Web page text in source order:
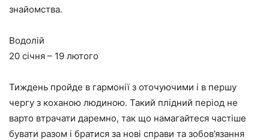
знайомства.
Водолій
20 січня – 19 лютого
Тиждень пройде в гармонії з оточуючими і в першу
чергу з коханою людиною. Такий плідний період не
варто втрачати даремно, так що намагайтеся частіше
бувати разом і братися за нові справи та зобов’язання